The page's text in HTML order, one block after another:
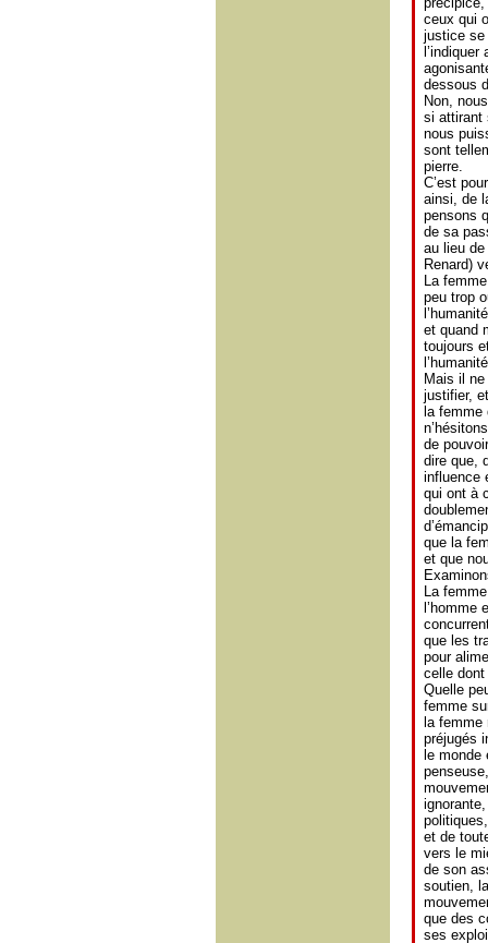
ceux qui
justice se
dessous
Non,
si attirant
nous
sont
pierre.
C’est
ainsi, de
pensons
de sa
au lieu
Renard)
La
peu trop
et quand
toujours
Mais il
justifier,
la
de
dire que,
influence
qui ont à
que la
et que
La
l’homme
que les
pour
celle dont
Quelle
femme
la
préjugés
le monde
et de
vers le
de son
soutien,
que des
ses